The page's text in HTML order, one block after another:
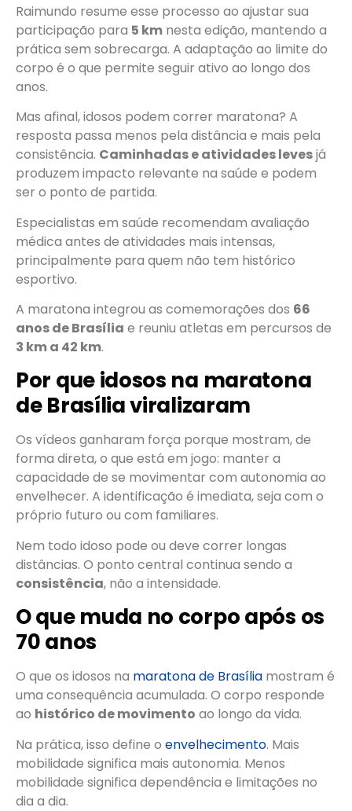
Raimundo resume esse processo ao ajustar sua
participação para 5 km nesta edição, mantendo a
prática sem sobrecarga. A adaptação ao limite do
corpo é o que permite seguir ativo ao longo dos
anos.
Mas afinal, idosos podem correr maratona? A
resposta passa menos pela distância e mais pela
consistência. Caminhadas e atividades levesjá
produzem impacto relevante na saúde e podem
ser o ponto de partida.
Especialistas em saúde recomendam avaliação
médica antes de atividades mais intensas,
principalmente para quem não tem histórico
esportivo.
A maratona integrou as comemorações dos 66
anos de Brasília e reuniu atletas em percursos de
3 km a 42 km.
Por que idosos na maratona
de Brasília viralizaram
Os vídeos ganharam força porque mostram, de
forma direta, o que está em jogo: manter a
capacidade de se movimentar com autonomia ao
envelhecer. A identificação é imediata, seja com o
próprio futuro ou com familiares.
Nem todo idoso pode ou deve correr longas
distâncias. O ponto central continua sendo a
consistência, não a intensidade.
O que muda no corpo após os
70 anos
O que os idosos na maratona de Brasília mostram é
uma consequência acumulada. O corpo responde
ao histórico de movimento ao longo da vida.
Na prática, isso define o envelhecimento. Mais
mobilidade significa mais autonomia. Menos
mobilidade significa dependência e limitações no
dia a dia.